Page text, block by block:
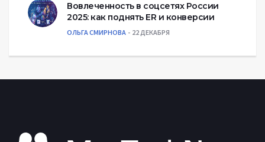
Вовлеченность в соцсетях России
2025: как поднять ER и конверсии
ОЛЬГА СМИРНОВА 22 ДЕКАБРЯ